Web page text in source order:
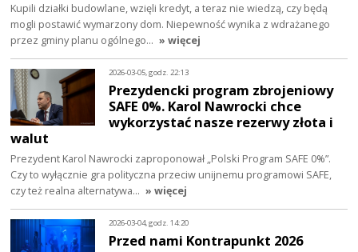
Kupili działki budowlane, wzięli kredyt, a teraz nie wiedzą, czy będą
mogli postawić wymarzony dom. Niepewność wynika z wdrażanego
przez gminy planu ogólnego… » więcej
2026-03-05, godz. 22:13
Prezydencki program zbrojeniowy
SAFE 0%. Karol Nawrocki chce
wykorzystać nasze rezerwy złota i
walut
Prezydent Karol Nawrocki zaproponował „Polski Program SAFE 0%”.
Czy to wyłącznie gra polityczna przeciw unijnemu programowi SAFE,
czy też realna alternatywa… » więcej
2026-03-04, godz. 14:20
Przed nami Kontrapunkt 2026